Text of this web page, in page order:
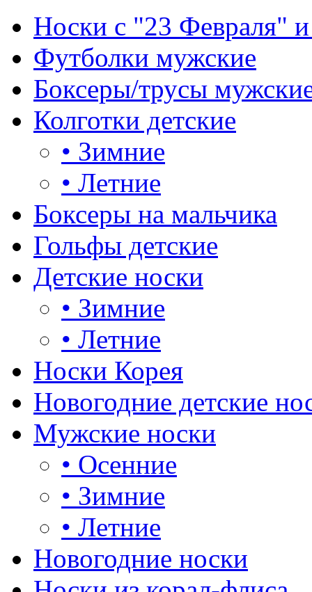
Носки с "23 Февраля"
Футболки мужские
Боксеры/трусы
Колготки детские
• Зимние
• Летние
Боксеры на мальчика
Гольфы детские
Детские носки
• Зимние
• Летние
Носки Корея
Новогодние детские
Мужские носки
• Осенние
• Зимние
• Летние
Новогодние носки